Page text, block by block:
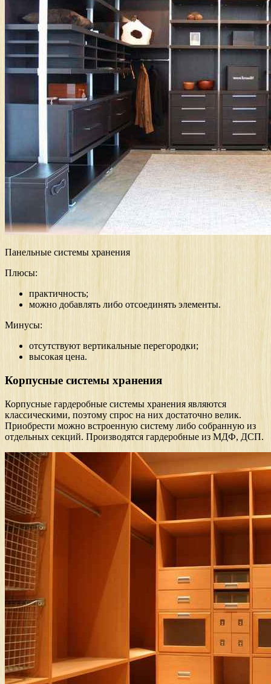
Панельные системы хранения
Плюсы:
практичность;
можно добавлять либо отсоединять элементы.
Минусы:
отсутствуют вертикальные перегородки;
высокая цена.
Корпусные системы хранения
Корпусные гардеробные системы хранения являются
классическими, поэтому спрос на них достаточно велик.
Приобрести можно встроенную систему либо собранную из
отдельных секций. Производятся гардеробные из МДФ, ДСП.